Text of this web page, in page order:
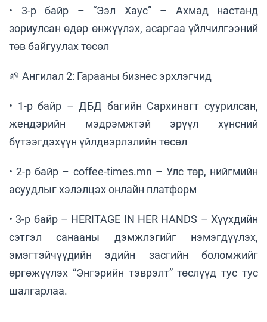
• 3-р байр – “Ээл Хаус” – Ахмад настанд
зориулсан өдөр өнжүүлэх, асаргаа үйлчилгээний
төв байгуулах төсөл
🌱 Ангилал 2: Гарааны бизнес эрхлэгчид
• 1-р байр – ДБД багийн Сархинагт суурилсан,
жендэрийн мэдрэмжтэй эрүүл хүнсний
бүтээгдэхүүн үйлдвэрлэлийн төсөл
• 2-р байр – coffee-times.mn – Улс төр, нийгмийн
асуудлыг хэлэлцэх онлайн платформ
• 3-р байр – HERITAGE IN HER HANDS – Хүүхдийн
сэтгэл санааны дэмжлэгийг нэмэгдүүлэх,
эмэгтэйчүүдийн эдийн засгийн боломжийг
өргөжүүлэх “Энгэрийн тэврэлт” төслүүд тус тус
шалгарлаа.